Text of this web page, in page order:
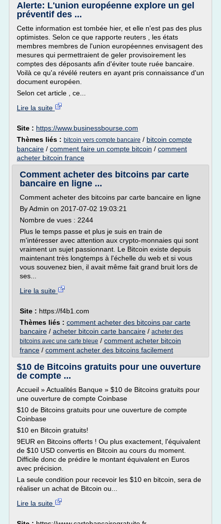
Alerte: L'union européenne explore un gel
préventif des ...
Cette information est tombée hier, et elle n'est pas des plus
optimistes. Selon ce que rapporte reuters , les états
membres membres de l'union européennes envisagent des
mesures qui permettraient de geler provisoirement les
comptes des déposants afin d'éviter toute ruée bancaire.
Voilà ce qu'a révélé reuters en ayant pris connaissance d'un
document européen.
Selon cet article , ce...
Lire la suite
Site : https://www.businessbourse.com
Thèmes liés : bitcoin vers compte bancaire / bitcoin compte
bancaire / comment faire un compte bitcoin / comment
acheter bitcoin france
Comment acheter des bitcoins par carte
bancaire en ligne ...
Comment acheter des bitcoins par carte bancaire en ligne
By Admin on 2017-07-02 19:03:21
Nombre de vues : 2244
Plus le temps passe et plus je suis en train de
m'intéresser avec attention aux crypto-monnaies qui sont
vraiment un sujet passionnant. Le Bitcoin existe depuis
maintenant très longtemps à l'échelle du web et si vous
vous souvenez bien, il avait même fait grand bruit lors de
ses...
Lire la suite
Site : https://f4b1.com
Thèmes liés : comment acheter des bitcoins par carte
bancaire / acheter bitcoin carte bancaire / acheter des
bitcoins avec une carte bleue / comment acheter bitcoin
france / comment acheter des bitcoins facilement
$10 de Bitcoins gratuits pour une ouverture
de compte ...
Accueil » Actualités Banque » $10 de Bitcoins gratuits pour
une ouverture de compte Coinbase
$10 de Bitcoins gratuits pour une ouverture de compte
Coinbase
$10 en Bitcoin gratuits!
9EUR en Bitcoins offerts ! Ou plus exactement, l'équivalent
de $10 USD convertis en Bitcoin au cours du moment.
Difficile donc de prédire le montant équivalent en Euros
avec précision.
La seule condition pour recevoir les $10 en bitcoin, sera de
réaliser un achat de Bitcoin ou...
Lire la suite